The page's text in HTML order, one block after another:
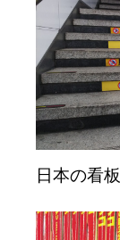
日本の看